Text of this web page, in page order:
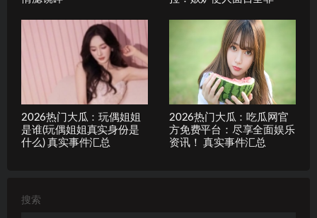
2026热门大瓜：玩偶姐姐
是谁(玩偶姐姐真实身份是
什么) 真实事件汇总
2026热门大瓜：吃瓜网官
方免费平台：尽享全面娱乐
资讯！ 真实事件汇总
搜索